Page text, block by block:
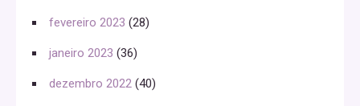
fevereiro 2023 (28)
janeiro 2023 (36)
dezembro 2022 (40)